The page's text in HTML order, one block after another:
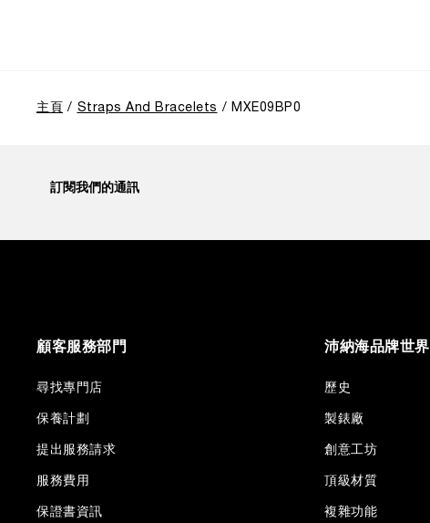
主頁 Straps And Bracelets MXE09BP0
訂閱我們的通訊
顧客服務部門
尋找專門店
保養計劃
提出服務請求
服務費用
保證書資訊
沛納海品牌世界
歷史
製錶廠
創意工坊
頂級材質
複雜功能